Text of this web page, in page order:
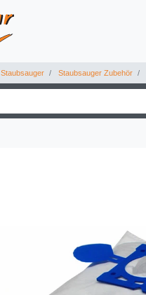
Staubsauger Staubsauger Zubehör